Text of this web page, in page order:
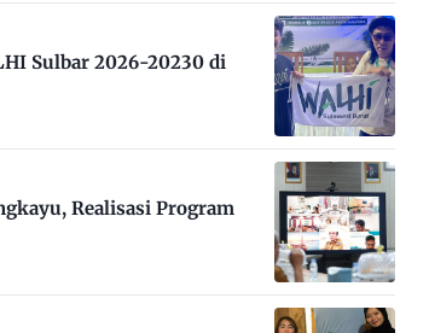
Sulbar 2026-20230 di
Realisasi Program